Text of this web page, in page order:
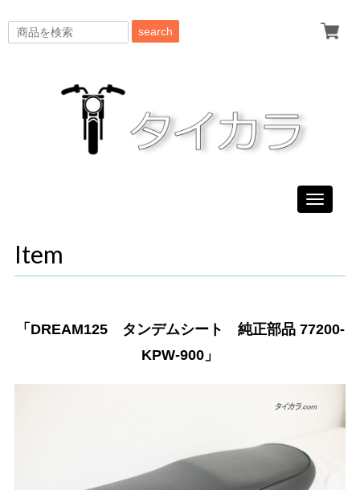
search
Toggle
Item
「DREAM125 タンデムシート 純正部品 77200-
KPW-900」